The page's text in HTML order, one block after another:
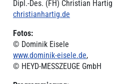
Dipl.-Des. (FH) Christian Hartig
christianhartig.de
Fotos:
© Dominik Eisele
www.dominik-eisele.de,
© HEYD-MESSZEUGE GmbH